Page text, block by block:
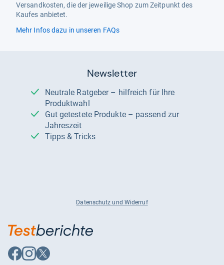
Versandkosten, die der jeweilige Shop zum Zeitpunkt des
Kaufes anbietet.
Mehr Infos dazu in unseren FAQs
Newsletter
Neutrale Ratgeber – hilfreich für Ihre
Produktwahl
Gut getestete Produkte – passend zur
Jahreszeit
Tipps & Tricks
Datenschutz und Widerruf
Auf
Facebook
Auf
Instagram
Auf
X